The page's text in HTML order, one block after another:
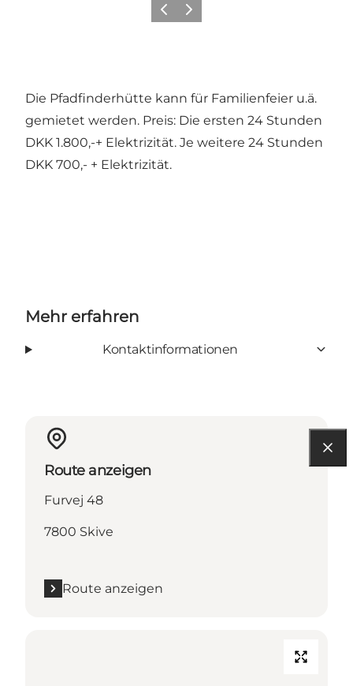
ZurückWeiter
Die Pfadfinderhütte kann für Familienfeier u.ä.
gemietet werden. Preis: Die ersten 24 Stunden
DKK 1.800,-+ Elektrizität. Je weitere 24 Stunden
DKK 700,- + Elektrizität.
Mehr erfahren
Kontaktinformationen
Route anzeigen
Furvej 48
7800 Skive
Route anzeigen